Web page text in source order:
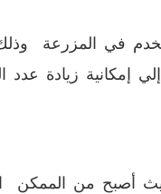
إمكانية زيادة عدد
حيث أصبح من